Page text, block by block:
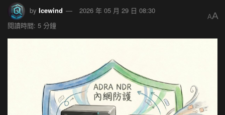
by Icewind
2026 年 05 月 29 日 08:30
閱讀時間: 5 分鐘
AA